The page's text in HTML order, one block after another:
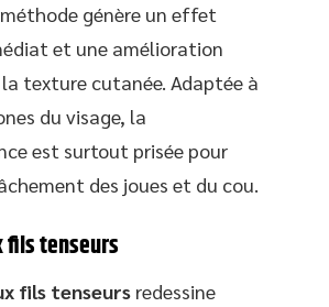
génère un effet
et une amélioration
texture cutanée. Adaptée à
du visage, la
est surtout prisée pour
des joues et du cou.
fils tenseurs
fils tenseurs redessine